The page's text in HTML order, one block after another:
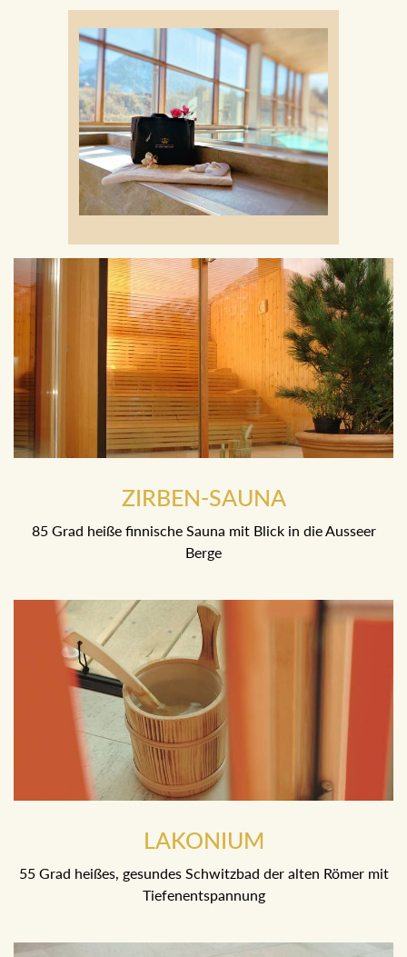
85 Grad heiße finnische Sauna mit Blick in die Ausseer Berge
LAKONIUM
55 Grad heißes, gesundes Schwitzbad der alten Römer mit
Tiefenentspannung